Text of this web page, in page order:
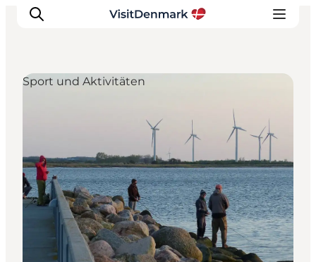
Erlebnisse
Unterkünfte
Reiseplanung
Sport und Aktivitäten